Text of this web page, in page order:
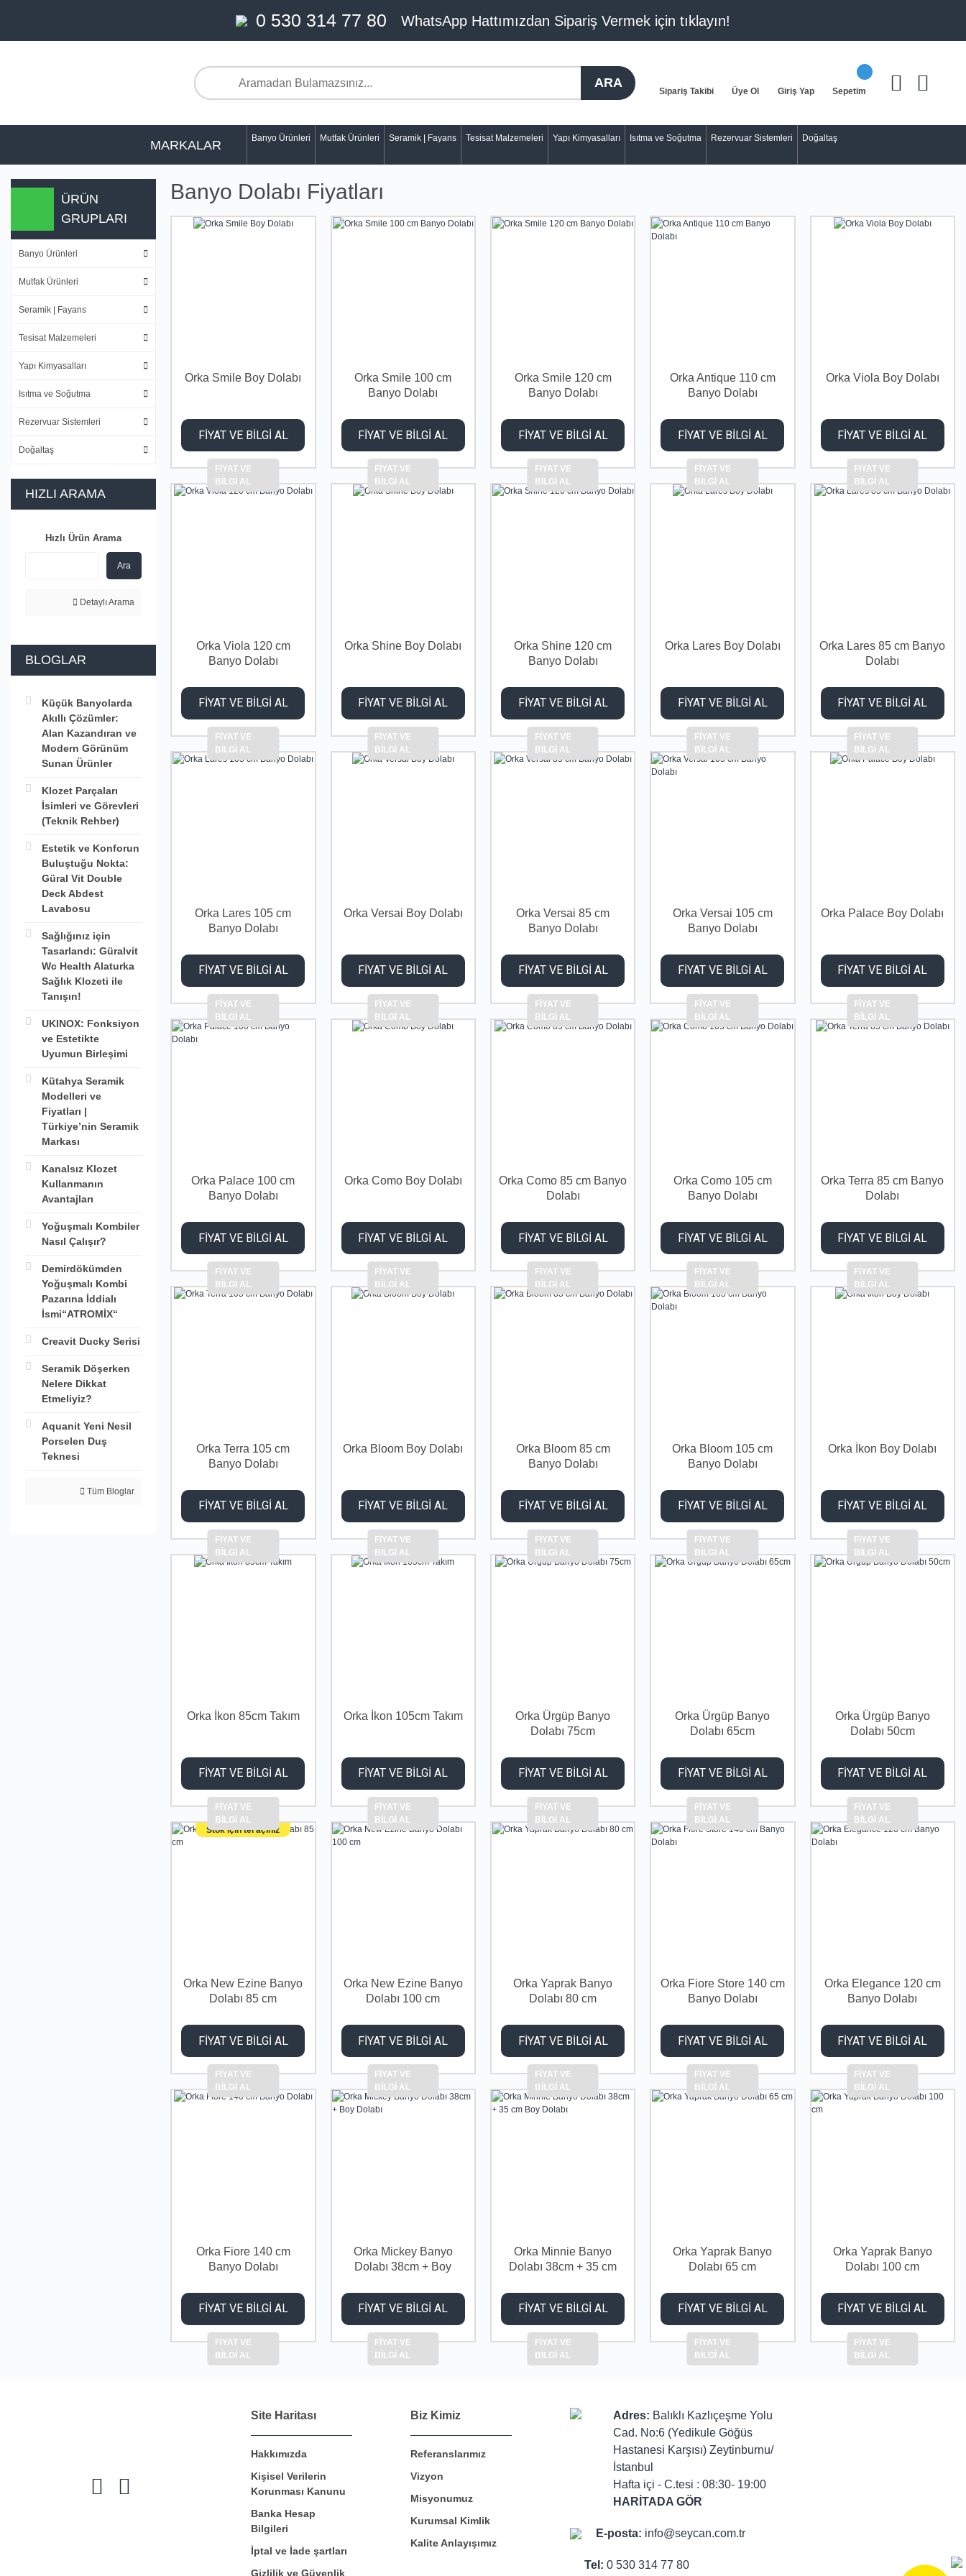
0 530 314 77 80 WhatsApp Hattımızdan Sipariş Vermek için tıklayın!
ARA
Sipariş Takibi Üye Ol Giriş Yap Sepetim
MARKALAR Banyo Ürünleri Mutfak Ürünleri Seramik | Fayans Tesisat Malzemeleri Yapı Kimyasalları Isıtma ve Soğutma Rezervuar Sistemleri Doğaltaş
ÜRÜN
GRUPLARI
Banyo Ürünleri
Mutfak Ürünleri
Seramik | Fayans
Tesisat Malzemeleri
Yapı Kimyasalları
Isıtma ve Soğutma
Rezervuar Sistemleri
Doğaltaş
HIZLI ARAMA
Hızlı Ürün Arama
Ara
Detaylı Arama
BLOGLAR
Küçük Banyolarda
Akıllı Çözümler:
Alan Kazandıran ve
Modern Görünüm
Sunan Ürünler
Klozet Parçaları
İsimleri ve Görevleri
(Teknik Rehber)
Estetik ve Konforun
Buluştuğu Nokta:
Güral Vit Double
Deck Abdest
Lavabosu
Sağlığınız için
Tasarlandı: Güralvit
Wc Health Alaturka
Sağlık Klozeti ile
Tanışın!
UKINOX: Fonksiyon
ve Estetikte
Uyumun Birleşimi
Kütahya Seramik
Modelleri ve
Fiyatları |
Türkiye’nin Seramik
Markası
Kanalsız Klozet
Kullanmanın
Avantajları
Yoğuşmalı Kombiler
Nasıl Çalışır?
Demirdökümden
Yoğuşmalı Kombi
Pazarına İddialı
İsmi“ATROMİX“
Creavit Ducky Serisi
Seramik Döşerken
Nelere Dikkat
Etmeliyiz?
Aquanit Yeni Nesil
Porselen Duş
Teknesi
Tüm Bloglar
Banyo Dolabı Fiyatları
Orka Smile Boy Dolabı
FİYAT VE BİLGİ AL
FİYAT VE
BİLGİ AL
Orka Smile 100 cm
Banyo Dolabı
FİYAT VE BİLGİ AL
FİYAT VE
BİLGİ AL
Orka Smile 120 cm
Banyo Dolabı
FİYAT VE BİLGİ AL
FİYAT VE
BİLGİ AL
Orka Antique 110 cm
Banyo Dolabı
FİYAT VE BİLGİ AL
FİYAT VE
BİLGİ AL
Orka Viola Boy Dolabı
FİYAT VE BİLGİ AL
FİYAT VE
BİLGİ AL
Orka Viola 120 cm
Banyo Dolabı
FİYAT VE BİLGİ AL
FİYAT VE
BİLGİ AL
Orka Shine Boy Dolabı
FİYAT VE BİLGİ AL
FİYAT VE
BİLGİ AL
Orka Shine 120 cm
Banyo Dolabı
FİYAT VE BİLGİ AL
FİYAT VE
BİLGİ AL
Orka Lares Boy Dolabı
FİYAT VE BİLGİ AL
FİYAT VE
BİLGİ AL
Orka Lares 85 cm Banyo
Dolabı
FİYAT VE BİLGİ AL
FİYAT VE
BİLGİ AL
Orka Lares 105 cm
Banyo Dolabı
FİYAT VE BİLGİ AL
FİYAT VE
BİLGİ AL
Orka Versai Boy Dolabı
FİYAT VE BİLGİ AL
FİYAT VE
BİLGİ AL
Orka Versai 85 cm
Banyo Dolabı
FİYAT VE BİLGİ AL
FİYAT VE
BİLGİ AL
Orka Versai 105 cm
Banyo Dolabı
FİYAT VE BİLGİ AL
FİYAT VE
BİLGİ AL
Orka Palace Boy Dolabı
FİYAT VE BİLGİ AL
FİYAT VE
BİLGİ AL
Orka Palace 100 cm
Banyo Dolabı
FİYAT VE BİLGİ AL
FİYAT VE
BİLGİ AL
Orka Como Boy Dolabı
FİYAT VE BİLGİ AL
FİYAT VE
BİLGİ AL
Orka Como 85 cm Banyo
Dolabı
FİYAT VE BİLGİ AL
FİYAT VE
BİLGİ AL
Orka Como 105 cm
Banyo Dolabı
FİYAT VE BİLGİ AL
FİYAT VE
BİLGİ AL
Orka Terra 85 cm Banyo
Dolabı
FİYAT VE BİLGİ AL
FİYAT VE
BİLGİ AL
Orka Terra 105 cm
Banyo Dolabı
FİYAT VE BİLGİ AL
FİYAT VE
BİLGİ AL
Orka Bloom Boy Dolabı
FİYAT VE BİLGİ AL
FİYAT VE
BİLGİ AL
Orka Bloom 85 cm
Banyo Dolabı
FİYAT VE BİLGİ AL
FİYAT VE
BİLGİ AL
Orka Bloom 105 cm
Banyo Dolabı
FİYAT VE BİLGİ AL
FİYAT VE
BİLGİ AL
Orka İkon Boy Dolabı
FİYAT VE BİLGİ AL
FİYAT VE
BİLGİ AL
Orka İkon 85cm Takım
FİYAT VE BİLGİ AL
FİYAT VE
BİLGİ AL
Orka İkon 105cm Takım
FİYAT VE BİLGİ AL
FİYAT VE
BİLGİ AL
Orka Ürgüp Banyo
Dolabı 75cm
FİYAT VE BİLGİ AL
FİYAT VE
BİLGİ AL
Orka Ürgüp Banyo
Dolabı 65cm
FİYAT VE BİLGİ AL
FİYAT VE
BİLGİ AL
Orka Ürgüp Banyo
Dolabı 50cm
FİYAT VE BİLGİ AL
FİYAT VE
BİLGİ AL
Stok için tel açınız
Orka New Ezine Banyo
Dolabı 85 cm
FİYAT VE BİLGİ AL
FİYAT VE
BİLGİ AL
Orka New Ezine Banyo
Dolabı 100 cm
FİYAT VE BİLGİ AL
FİYAT VE
BİLGİ AL
Orka Yaprak Banyo
Dolabı 80 cm
FİYAT VE BİLGİ AL
FİYAT VE
BİLGİ AL
Orka Fiore Store 140 cm
Banyo Dolabı
FİYAT VE BİLGİ AL
FİYAT VE
BİLGİ AL
Orka Elegance 120 cm
Banyo Dolabı
FİYAT VE BİLGİ AL
FİYAT VE
BİLGİ AL
Orka Fiore 140 cm
Banyo Dolabı
FİYAT VE BİLGİ AL
FİYAT VE
BİLGİ AL
Orka Mickey Banyo
Dolabı 38cm + Boy
FİYAT VE BİLGİ AL
FİYAT VE
BİLGİ AL
Orka Minnie Banyo
Dolabı 38cm + 35 cm
FİYAT VE BİLGİ AL
FİYAT VE
BİLGİ AL
Orka Yaprak Banyo
Dolabı 65 cm
FİYAT VE BİLGİ AL
FİYAT VE
BİLGİ AL
Orka Yaprak Banyo
Dolabı 100 cm
FİYAT VE BİLGİ AL
FİYAT VE
BİLGİ AL
Site Haritası
Hakkımızda
Kişisel Verilerin
Korunması Kanunu
Banka Hesap
Bilgileri
İptal ve İade şartları
Gizlilik ve Güvenlik
Biz Kimiz
Referanslarımız
Vizyon
Misyonumuz
Kurumsal Kimlik
Kalite Anlayışımız
Adres: Balıklı Kazlıçeşme Yolu
Cad. No:6 (Yedikule Göğüs
Hastanesi Karşısı) Zeytinburnu/
İstanbul
Hafta içi - C.tesi : 08:30- 19:00
HARİTADA GÖR
E-posta: info@seycan.com.tr
Tel: 0 530 314 77 80